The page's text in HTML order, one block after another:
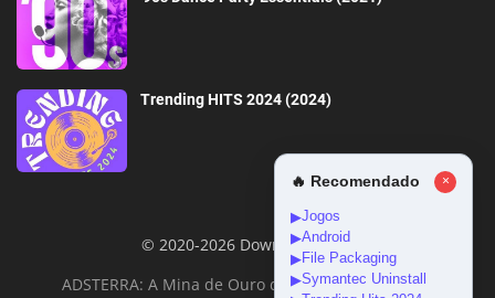
Trending HITS 2024 (2024)
© 2020-2026 DownloadGeral
ADSTERRA: A Mina de Ouro da Monetização Online
🔥 Recomendado ×
▶Jogos
▶Android
▶File Packaging
▶Symantec Uninstall